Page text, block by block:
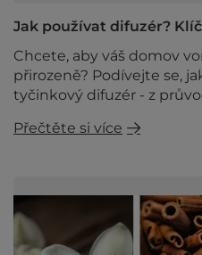
Jak používat difuzér?
Chcete, aby váš domov
přirozeně? Podívejte se,
tyčinkový difuzér - z
Přečtěte si více